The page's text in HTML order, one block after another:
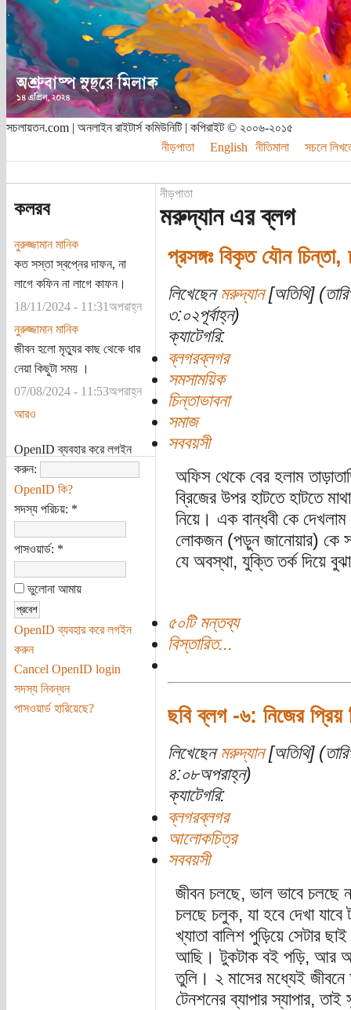
সচলায়তন.com | অনলাইন রাইটার্স কমিউনিটি | কপিরাইট © ২০০৬-২০১৫
নীড়পাতা
English নীতিমালা সচলে
কলরব
নুরুজ্জামান মানিক
কত সস্তা স্বপ্নের দাফন, না
লাগে কফিন না লাগে কাফন।
18/11/2024 - 11:31অপরাহ্ন
নুরুজ্জামান মানিক
জীবন হলো মৃত্যুর কাছ থেকে ধার
নেয়া কিছুটা সময় ।
07/08/2024 - 11:53অপরাহ্ন
আরও
OpenID ব্যবহার করে লগইন
করুন:
OpenID কি?
সদস্য পরিচয়: *
পাসওয়ার্ড: *
ভুলোনা আমায়
OpenID ব্যবহার করে লগইন
করুন
Cancel OpenID login
সদস্য নিবন্ধন
পাসওয়ার্ড হারিয়েছে?
নীড়পাতা
মরুদ্যান এর ব্লগ
প্রসঙ্গঃ বিকৃত যৌন চিন্তা,
লিখেছেন মরুদ্যান[অতিথি]
৩:০২পূর্বাহ্ন)
ক্যাটেগরি:
ব্লগরব্লগর
সমসাময়িক
চিন্তাভাবনা
সমাজ
সববয়সী
অফিস থেকে বের হলাম
ব্রিজের উপর হাটতে হাটতে
নিয়ে। এক বান্ধবী কে
লোকজন (পড়ুন জানোয়ার) কে
যে অবস্থা, যুক্তি তর্ক দিয়ে
৫০টি মন্তব্য
বিস্তারিত...
ছবি ব্লগ -৬: নিজের প্রিয়
লিখেছেন মরুদ্যান[অতিথি]
৪:০৮অপরাহ্ন)
ক্যাটেগরি:
ব্লগরব্লগর
আলোকচিত্র
সববয়সী
জীবন চলছে, ভাল ভাবে চলছে
চলছে চলুক, যা হবে দেখা
খ্যাতা বালিশ পুড়িয়ে সেটার ছাই
আছি। টুকটাক বই পড়ি, আর
তুলি। ২ মাসের মধ্যেই জীবনে
টেনশনের ব্যাপার স্যাপার,